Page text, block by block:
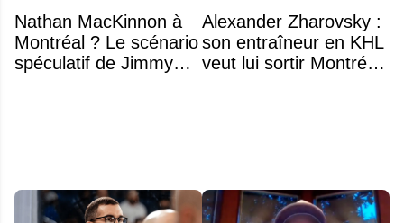
Nathan MacKinnon à
Montréal ? Le scénario
spéculatif de Jimmy
Alexander Zharovsky :
son entraîneur en KHL
veut lui sortir Montréal